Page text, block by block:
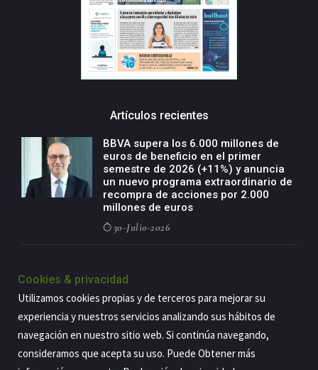
Artículos recientes
BBVA supera los 6.000 millones de
euros de beneficio en el primer
semestre de 2026 (+11%) y anuncia
un nuevo programa extraordinario de
recompra de acciones por 2.000
millones de euros
30-Julio-2026
negocio agro con un modelo global
de especialización presente en siete
países
29-Julio-2026
Cookies & privacidad
Utilizamos cookies propias y de terceros para mejorar su
experiencia y nuestros servicios analizando sus hábitos de
navegación en nuestro sitio web. Si continúa navegando,
consideramos que acepta su uso. Puede Obtener más